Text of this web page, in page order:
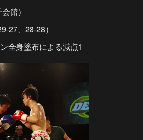
館）
27、28-28）
全身塗布による減点1